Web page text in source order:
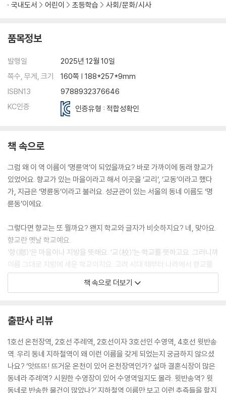
국내도서 어린이 초등학습 사회/문화/시사
품목정보
발행일
2025년 12월 10일
쪽수, 무게, 크기
160쪽 | 188*257*9mm
ISBN13
9788932376646
KC인증
인증유형 : 적합성확인
책 속으로
그럼 왜 이 역 이름이 ‘명륜역’이 되었을까요? 바로 가까이에 동래 향교가
있었어요. 향교가 있는 마을이라고 해서 이곳을 ‘교리’, ‘교동’이라고 했다
가, 지금은 ‘명륜동’이라고 불러요. 성균관이 있는 서울의 동네 이름도 ‘명
륜동’이에요.
그렇다면 향교는 또 뭘까요? 왠지 학교와 글자가 비슷하지요? 네, 맞아요.
향교란 옛날 학교예요.
‘향(鄕)’은 마을이나 지방을 뜻해요. ‘교(校)’는 학교를 뜻하고요. 그러니까
이름 그대로 지방에 세운 학교이지요. 고려 시대 때부터 나라에서 향교를
세웠고, 조선 시대에 이르러서는 전국에 향교를 두었어요. 나라를 이끄는
인재를 길러 내기 위해서였어요. 딱 지금의 학교와 같지요.
적군은 성을 포위하고 공격을 시작했어요. 송상현도 이에 맞서 군사를 이
끌었으나, 왜군에 비해서 동래성 군사들의 수가 한참 적었어요. 결국 성이
함락당했어요. 그러자 송상현은 죽을 줄 뻔히 알면서도, 신하가 조정에 나
갈 때 입는 관복을 입고 단정히 앉아, 적군의 공격을 받고 죽음을 맞이했어
요. 죽음조차 두려워하지 않은 송상현의 충성심에 왜군도 감동했대요. 비
록 적군이었지만 송상현을 땅에 묻어 주었다고 해요.
책 속으로 더보기
출판사 리뷰
1호선 온천장역, 2호선 주례역, 2호선이자 3호선인 수영역, 4호선 윗반송
역. 우리 동네 지하철역이 왜 이런 이름을 갖게 되었는지 궁금하지 않으셨
나요? ‘앗뜨뜨! 뜨거운 온천이 있어 온천장역인가? 설마 결혼식장이 많은
동네라 주례역? 시원한 수영장이 있어 수영역일지도 몰라. 윗반송역? 윗
동네로 반송한 물건이 많았나?’ 지하철역 이름만 보고 이런 추측들을 할지